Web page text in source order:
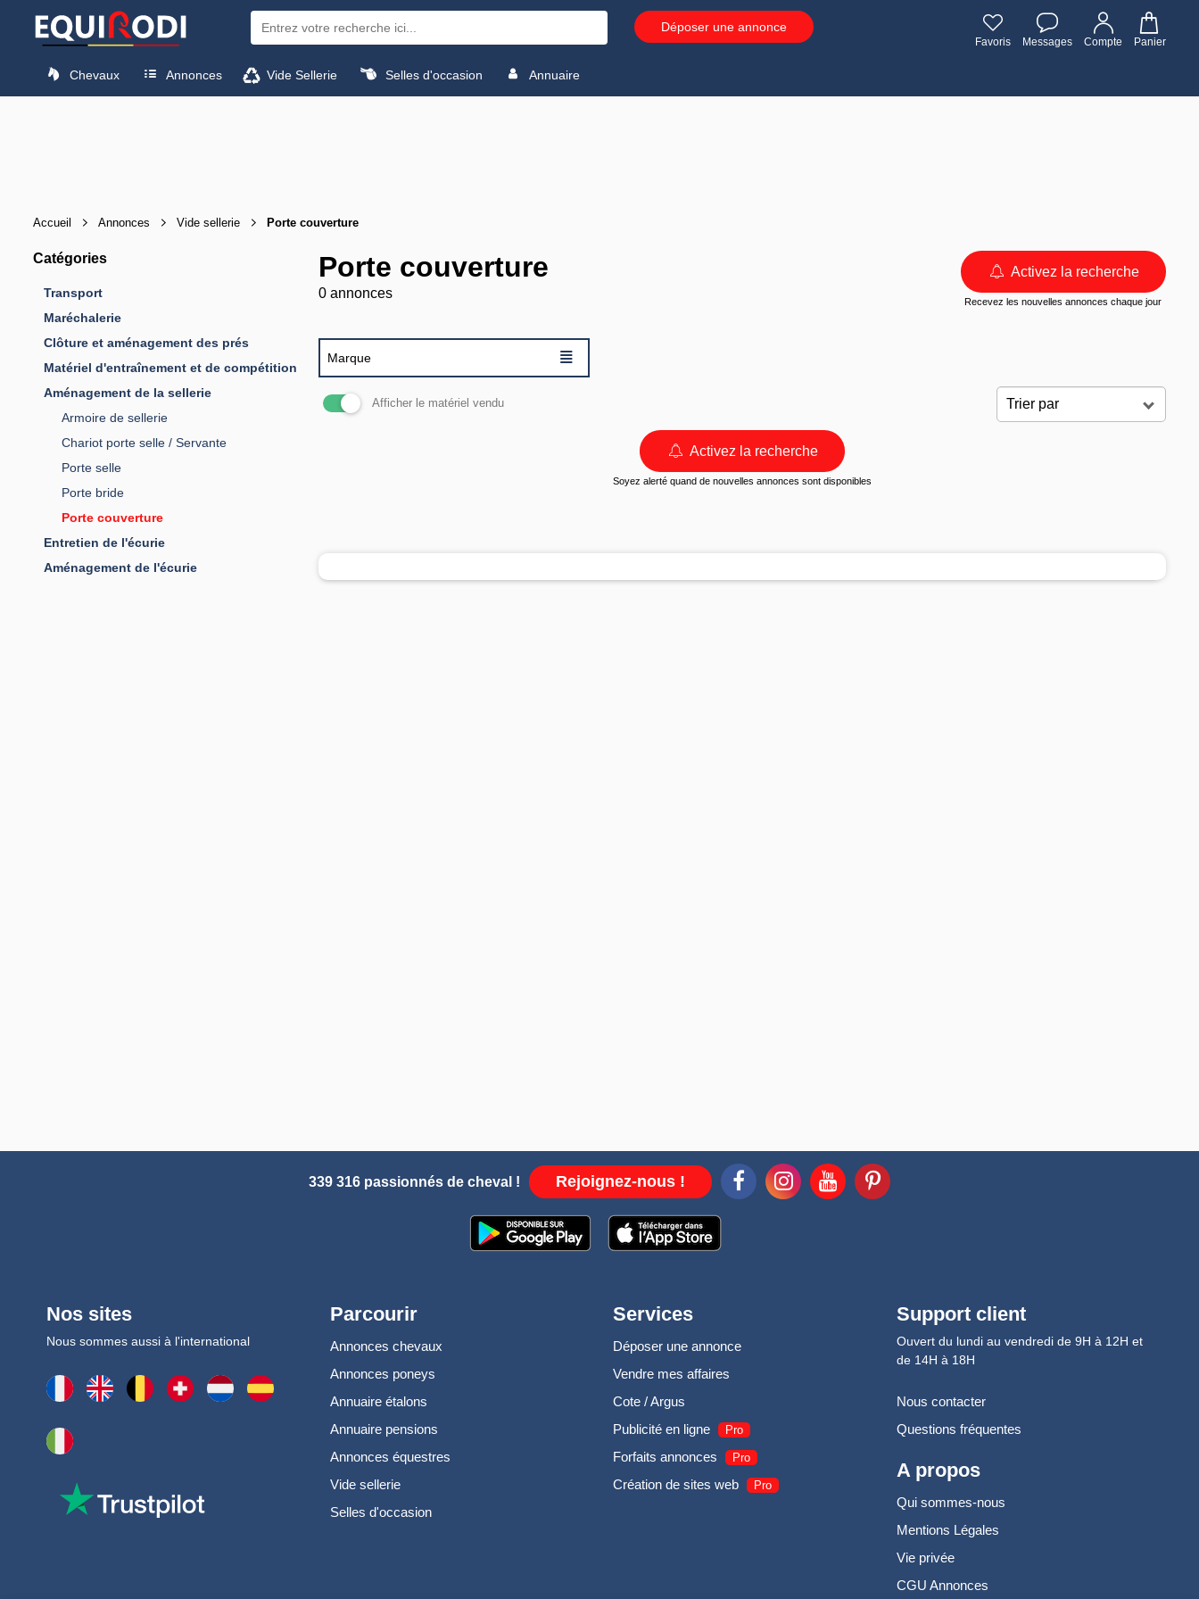
Déposer une annonce
Favoris Messages Compte Panier
Chevaux Annonces Vide Sellerie Selles d'occasion Annuaire
Accueil Annonces Vide sellerie Porte couverture
Catégories
Transport
Maréchalerie
Clôture et aménagement des prés
Matériel d'entraînement et de compétition
Aménagement de la sellerie
Armoire de sellerie
Chariot porte selle / Servante
Porte selle
Porte bride
Porte couverture
Entretien de l'écurie
Aménagement de l'écurie
Porte couverture
0 annonces
Activez la recherche
Recevez les nouvelles annonces chaque jour
Marque ≣
Afficher le matériel vendu
Activez la recherche
Soyez alerté quand de nouvelles annonces sont disponibles
339 316 passionnés de cheval ! Rejoignez-nous !
Nos sites
Nous sommes aussi à l'international
Parcourir
Annonces chevaux
Annonces poneys
Annuaire étalons
Annuaire pensions
Annonces équestres
Vide sellerie
Selles d'occasion
Services
Déposer une annonce
Vendre mes affaires
Cote / Argus
Publicité en ligne
Pro
Forfaits annonces Pro
Création de sites web Pro
Support client
Ouvert du lundi au vendredi de 9H à 12H et
de 14H à 18H
Nous contacter
Questions fréquentes
A propos
Qui sommes-nous
Mentions Légales
Vie privée
CGU Annonces